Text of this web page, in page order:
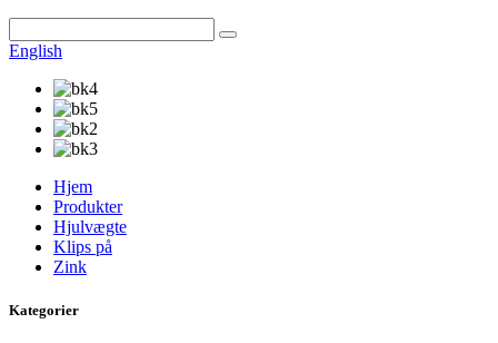
English
Hjem
Produkter
Hjulvægte
Klips på
Zink
Kategorier